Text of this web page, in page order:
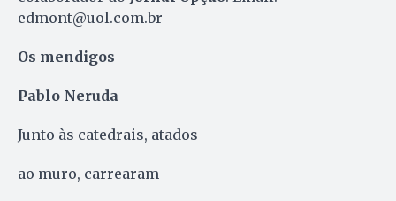
edmont@uol.com.br
Os mendigos
Pablo Neruda
Junto às catedrais, atados
ao muro, carrearam